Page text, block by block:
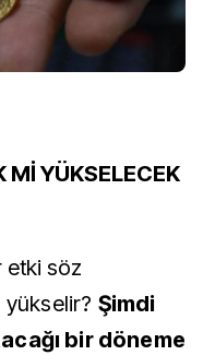
Mİ YÜKSELECEK
etki söz
yükselir? Şimdi
bir döneme